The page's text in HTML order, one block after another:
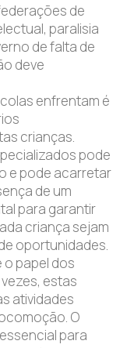
de
paralisia
de falta de
deve
enfrentam é
crianças.
pode
e pode acarretar
de um
para garantir
criança sejam
oportunidades.
papel dos
estas
atividades
O
para